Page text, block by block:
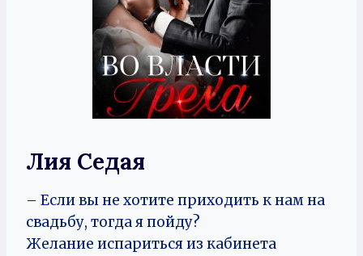
Лия Седая
– Если вы не хотите приходить к нам на
свадьбу, тогда я пойду?
Желание испариться из кабинета